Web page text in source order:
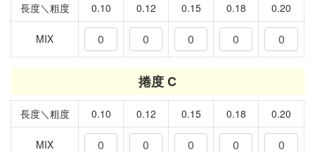
長度＼粗度 0.10 0.12 0.15 0.18 0.20
MIX
捲度 C
長度＼粗度 0.10 0.12 0.15 0.18 0.20
MIX